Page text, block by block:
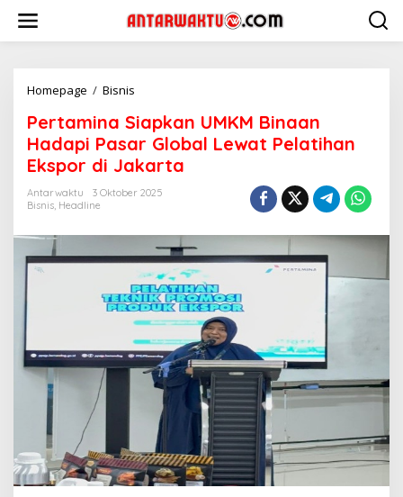
konten
Homepage / Bisnis
UMKM
Binaan
Hadapi
Pasar
Global
Ekspor
Jakarta
Pertamina Siapkan UMKM Binaan
Hadapi Pasar Global Lewat Pelatihan
Ekspor di Jakarta
Antarwaktu
3 Oktober 2025
Bisnis, Headline